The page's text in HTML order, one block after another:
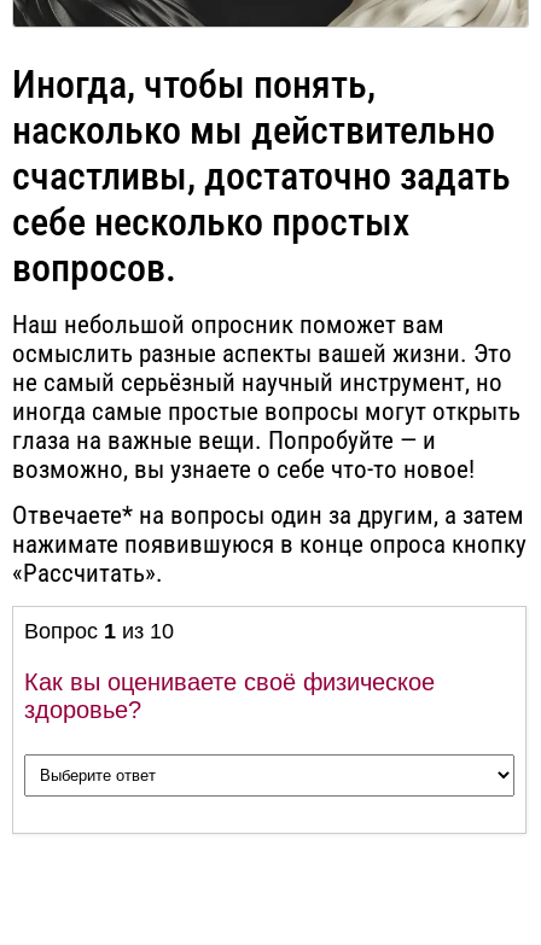
Иногда, чтобы понять,
насколько мы действительно
счастливы, достаточно задать
себе несколько простых
вопросов.
Наш небольшой опросник поможет вам
осмыслить разные аспекты вашей жизни. Это
не самый серьёзный научный инструмент, но
иногда самые простые вопросы могут открыть
глаза на важные вещи. Попробуйте — и
возможно, вы узнаете о себе что-то новое!
Отвечаете* на вопросы один за другим, а затем
нажимате появившуюся в конце опроса кнопку
«Рассчитать».